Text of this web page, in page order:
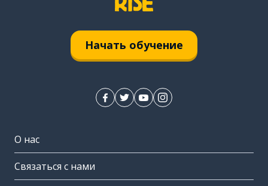
Начать обучение
О нас
Связаться с нами